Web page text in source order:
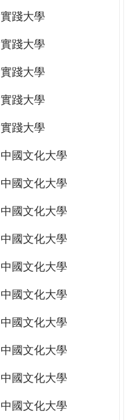
實踐大學
實踐大學
實踐大學
實踐大學
實踐大學
中國文化大學
中國文化大學
中國文化大學
中國文化大學
中國文化大學
中國文化大學
中國文化大學
中國文化大學
中國文化大學
中國文化大學